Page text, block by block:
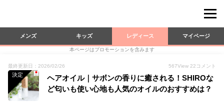
メンズ キッズ レディース マイページ
本ページはプロモーションを含みます
最終更新日：2026/02/26 567View 22 コメント
決定
ヘアオイル｜サボンの香りに癒される！SHIROな
ど匂いも使い心地も人気のオイルのおすすめは？